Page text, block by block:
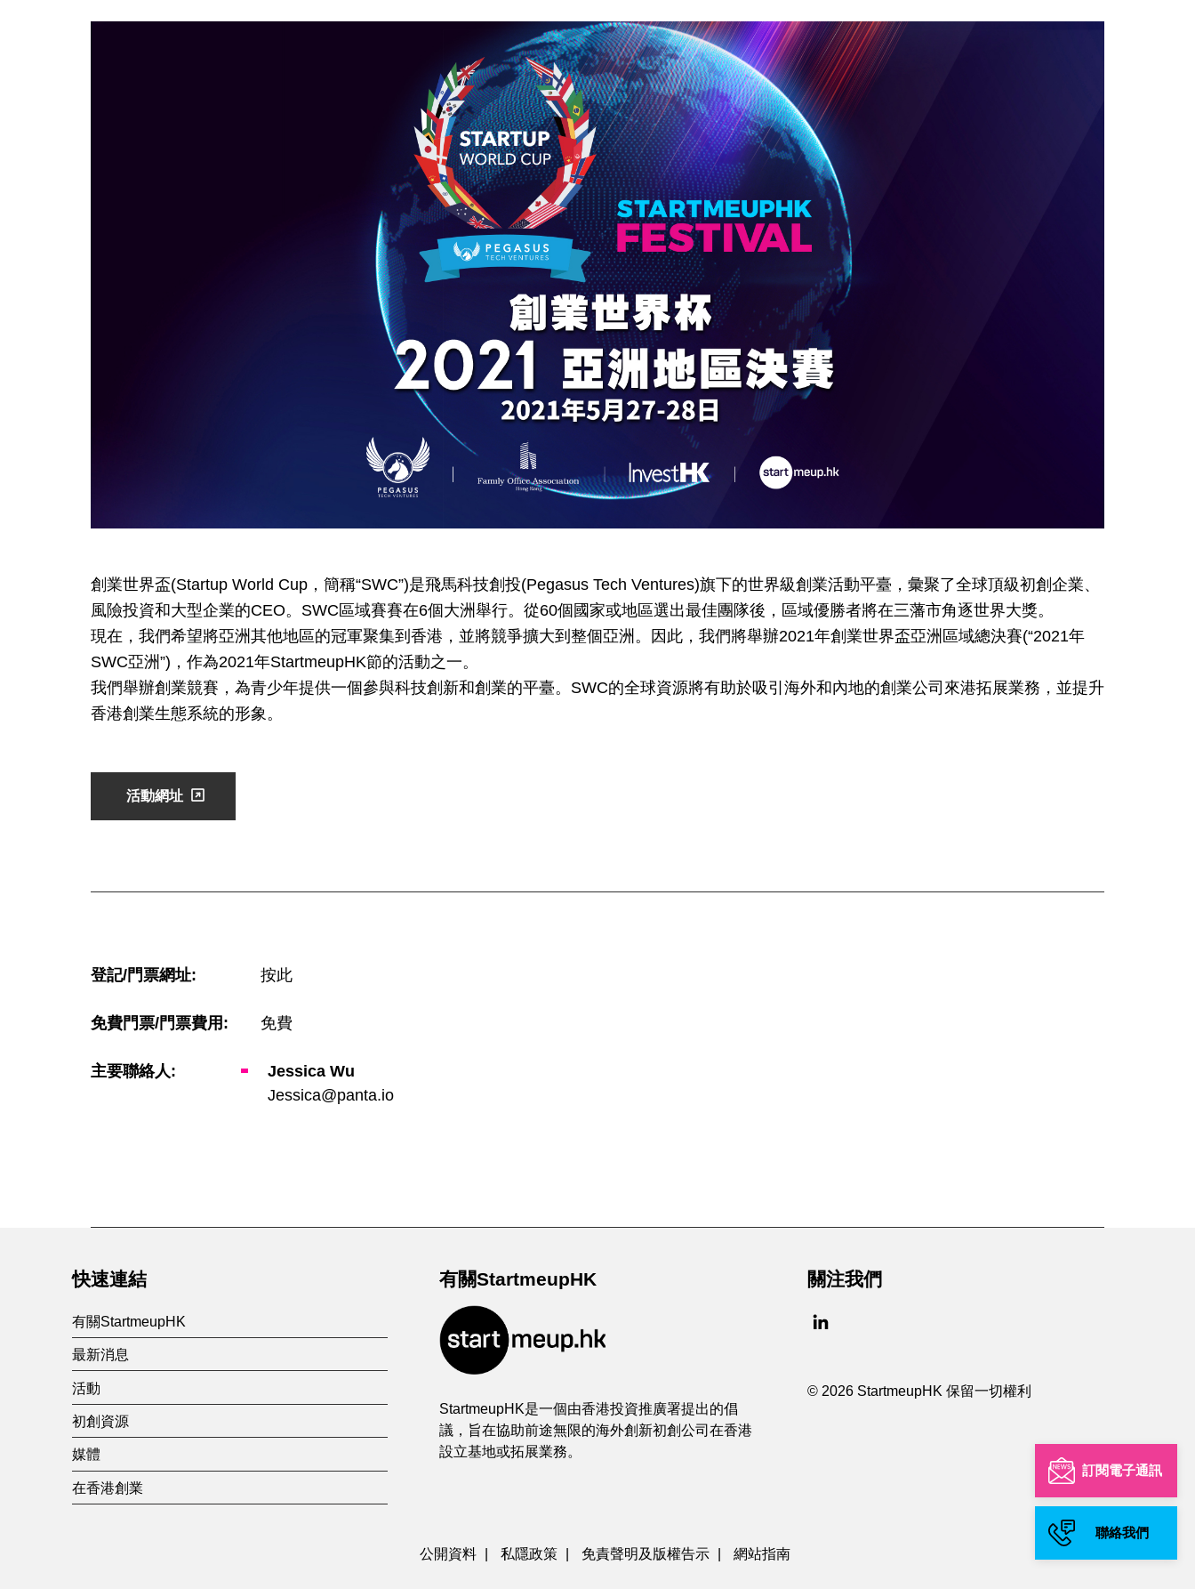
訂閱電子通訊
聯絡我們
創業世界盃(Startup World Cup，簡稱“SWC”)是飛馬科技創投(Pegasus Tech Ventures)旗下的世界級創業活動平臺，彙聚了全球頂級初創企業、
風險投資和大型企業的CEO。SWC區域賽賽在6個大洲舉行。從60個國家或地區選出最佳團隊後，區域優勝者將在三藩市角逐世界大獎。
現在，我們希望將亞洲其他地區的冠軍聚集到香港，並將競爭擴大到整個亞洲。因此，我們將舉辦2021年創業世界盃亞洲區域總決賽(“2021年
SWC亞洲”)，作為2021年StartmeupHK節的活動之一。
我們舉辦創業競賽，為青少年提供一個參與科技創新和創業的平臺。SWC的全球資源將有助於吸引海外和內地的創業公司來港拓展業務，並提升
香港創業生態系統的形象。
活動網址
登記/門票網址: 按此
免費門票/門票費用: 免費
主要聯絡人:
Jessica Wu
Jessica@panta.io
快速連結
有關StartmeupHK
最新消息
活動
初創資源
媒體
在香港創業
有關StartmeupHK
StartmeupHK是一個由香港投資推廣署提出的倡
議，旨在協助前途無限的海外創新初創公司在香港
設立基地或拓展業務。
關注我們
© 2026 StartmeupHK 保留一切權利
公開資料 | 私隱政策 | 免責聲明及版權告示 | 網站指南